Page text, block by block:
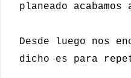
planeado
Desde luego nos
dicho es para